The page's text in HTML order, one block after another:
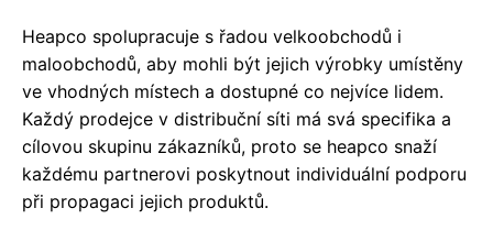
Heapco spolupracuje s řadou velkoobchodů i
maloobchodů, aby mohli být jejich výrobky umístěny
ve vhodných místech a dostupné co nejvíce lidem.
Každý prodejce v distribuční síti má svá specifika a
cílovou skupinu zákazníků, proto se heapco snaží
každému partnerovi poskytnout individuální podporu
při propagaci jejich produktů.